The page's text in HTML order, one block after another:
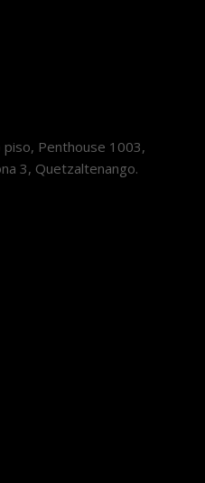
Penthouse 1003,
3, Quetzaltenango.